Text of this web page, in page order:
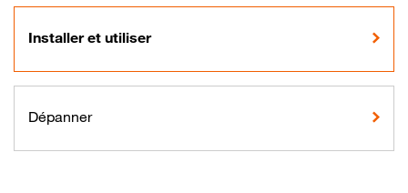
Installer et utiliser
Dépanner